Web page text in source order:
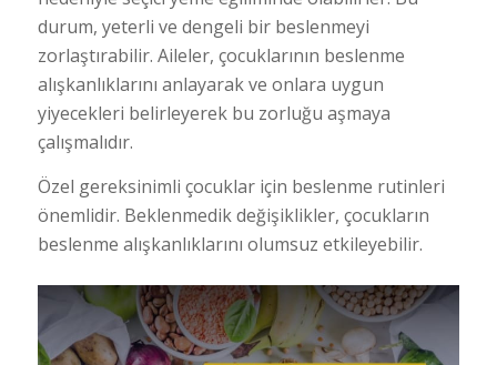
durum, yeterli ve dengeli bir beslenmeyi
zorlaştırabilir. Aileler, çocuklarının beslenme
alışkanlıklarını anlayarak ve onlara uygun
yiyecekleri belirleyerek bu zorluğu aşmaya
çalışmalıdır.
Özel gereksinimli çocuklar için beslenme rutinleri
önemlidir. Beklenmedik değişiklikler, çocukların
beslenme alışkanlıklarını olumsuz etkileyebilir.